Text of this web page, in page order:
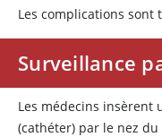
Les complications sont
Surveillance
Les médecins insèrent
(cathéter) par le nez